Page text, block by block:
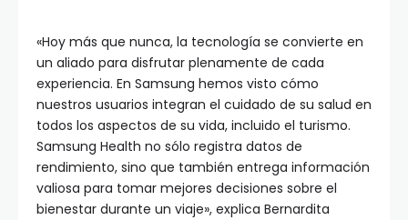
«Hoy más que nunca, la tecnología se convierte en
un aliado para disfrutar plenamente de cada
experiencia. En Samsung hemos visto cómo
nuestros usuarios integran el cuidado de su salud en
todos los aspectos de su vida, incluido el turismo.
Samsung Health no sólo registra datos de
rendimiento, sino que también entrega información
valiosa para tomar mejores decisiones sobre el
bienestar durante un viaje», explica Bernardita